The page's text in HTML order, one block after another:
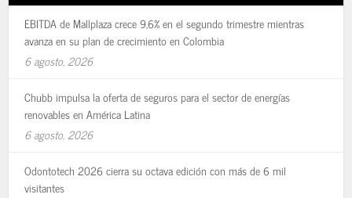
EBITDA de Mallplaza crece 9,6% en el segundo trimestre mientras
avanza en su plan de crecimiento en Colombia
6 agosto, 2026
Chubb impulsa la oferta de seguros para el sector de energías
renovables en América Latina
6 agosto, 2026
Odontotech 2026 cierra su octava edición con más de 6 mil
visitantes